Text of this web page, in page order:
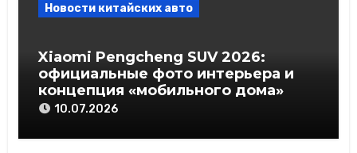
Новости китайских авто
Xiaomi Pengcheng SUV 2026:
официальные фото интерьера и
концепция «мобильного дома»
10.07.2026